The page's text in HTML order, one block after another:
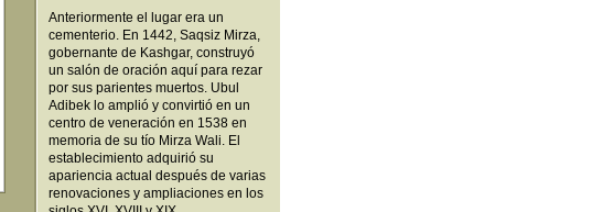
Anteriormente el lugar era un
cementerio. En 1442, Saqsiz Mirza,
gobernante de Kashgar, construyó
un salón de oración aquí para rezar
por sus parientes muertos. Ubul
Adibek lo amplió y convirtió en un
centro de veneración en 1538 en
memoria de su tío Mirza Wali. El
establecimiento adquirió su
apariencia actual después de varias
renovaciones y ampliaciones en los